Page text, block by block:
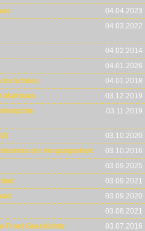
04.04.2023
04.03.2022
04.02.2014
04.01.2026
im Schnee
04.01.2018
Matthäus
03.12.2019
03.11.2019
03.10.2020
der Vergangenheit
03.10.2016
03.09.2025
03.09.2021
03.09.2020
03.08.2021
Frost Geschichte
03.07.2016